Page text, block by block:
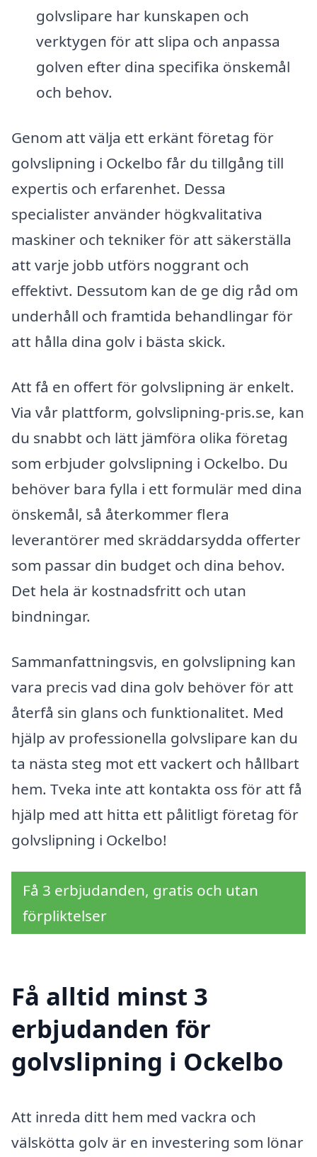
golvslipare har kunskapen och
verktygen för att slipa och anpassa
golven efter dina specifika önskemål
och behov.
Genom att välja ett erkänt företag för
golvslipning i Ockelbo får du tillgång till
expertis och erfarenhet. Dessa
specialister använder högkvalitativa
maskiner och tekniker för att säkerställa
att varje jobb utförs noggrant och
effektivt. Dessutom kan de ge dig råd om
underhåll och framtida behandlingar för
att hålla dina golv i bästa skick.
Att få en offert för golvslipning är enkelt.
Via vår plattform, golvslipning-pris.se, kan
du snabbt och lätt jämföra olika företag
som erbjuder golvslipning i Ockelbo. Du
behöver bara fylla i ett formulär med dina
önskemål, så återkommer flera
leverantörer med skräddarsydda offerter
som passar din budget och dina behov.
Det hela är kostnadsfritt och utan
bindningar.
Sammanfattningsvis, en golvslipning kan
vara precis vad dina golv behöver för att
återfå sin glans och funktionalitet. Med
hjälp av professionella golvslipare kan du
ta nästa steg mot ett vackert och hållbart
hem. Tveka inte att kontakta oss för att få
hjälp med att hitta ett pålitligt företag för
golvslipning i Ockelbo!
Få 3 erbjudanden, gratis och utan
förpliktelser
Få alltid minst 3
erbjudanden för
golvslipning i Ockelbo
Att inreda ditt hem med vackra och
välskötta golv är en investering som lönar